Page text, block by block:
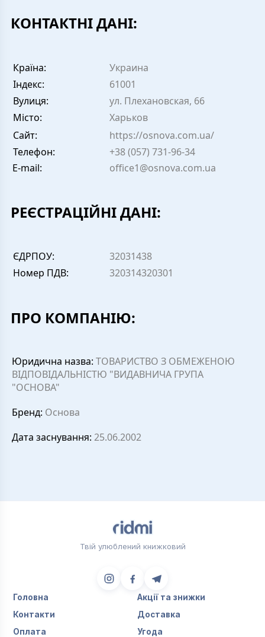
КОНТАКТНІ ДАНІ:
Країна:
Украина
Індекс:
61001
Вулиця:
ул. Плехановская, 66
Місто:
Харьков
Сайт:
https://osnova.com.ua/
Телефон:
+38 (057) 731-96-34
E-mail:
office1@osnova.com.ua
РЕЄСТРАЦІЙНІ ДАНІ:
ЄДРПОУ:
32031438
Номер ПДВ:
320314320301
ПРО КОМПАНІЮ:
Юридична назва: ТОВАРИСТВО З ОБМЕЖЕНОЮ
ВІДПОВІДАЛЬНІСТЮ "ВИДАВНИЧА ГРУПА
"ОСНОВА"
Бренд: Основа
Дата заснування: 25.06.2002
Твій улюблений книжковий
Головна
Акції та знижки
Контакти
Доставка
Оплата
Угода